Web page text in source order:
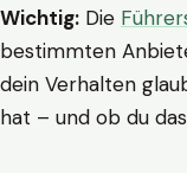
Wichtig: Die
bestimmten
dein Verhalten
hat – und ob du